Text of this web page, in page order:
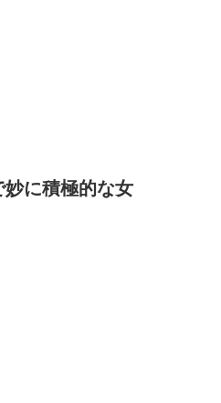
に積極的な女